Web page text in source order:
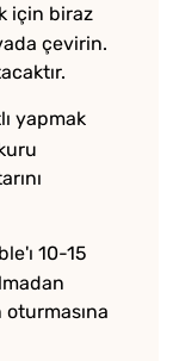
için biraz
çevirin.
yapmak
10-15